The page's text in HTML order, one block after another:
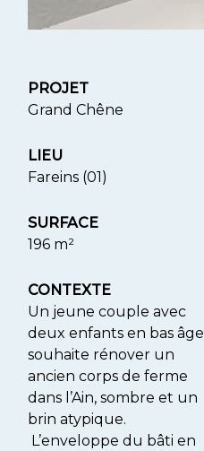
PROJET
Grand Chêne
LIEU
Fareins (01)
SURFACE
196 m²
CONTEXTE
Un jeune couple avec
deux enfants en bas âge
souhaite rénover un
ancien corps de ferme
dans l’Ain, sombre et un
brin atypique.
L’enveloppe du bâti en